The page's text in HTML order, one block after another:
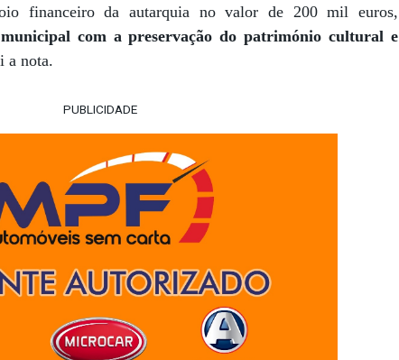
financeiro da autarquia no valor de 200 mil euros,
com a preservação do património cultural e
a nota.
PUBLICIDADE